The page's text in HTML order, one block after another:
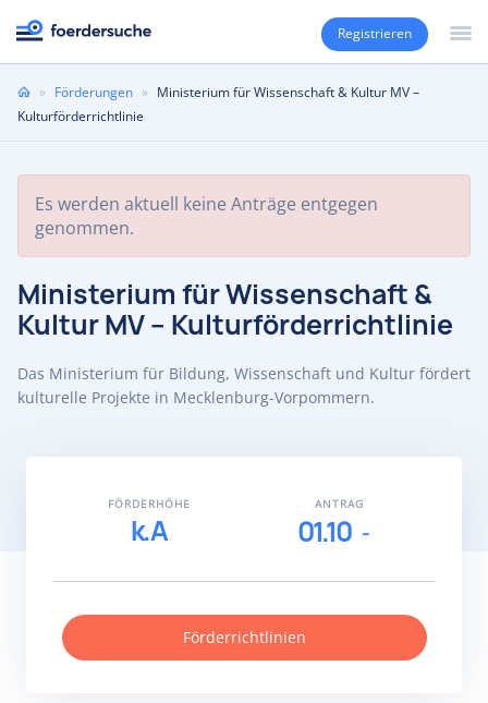
Registrieren
Sie
sind
» Förderungen » Ministerium für Wissenschaft & Kultur MV –
Kulturförderrichtlinie
Es werden aktuell keine Anträge entgegen
genommen.
Ministerium für Wissenschaft &
Kultur MV – Kulturförderrichtlinie
Das Ministerium für Bildung, Wissenschaft und Kultur fördert
kulturelle Projekte in Mecklenburg-Vorpommern.
FÖRDERHÖHE
k.A
ANTRAG
01.10
Förderrichtlinien